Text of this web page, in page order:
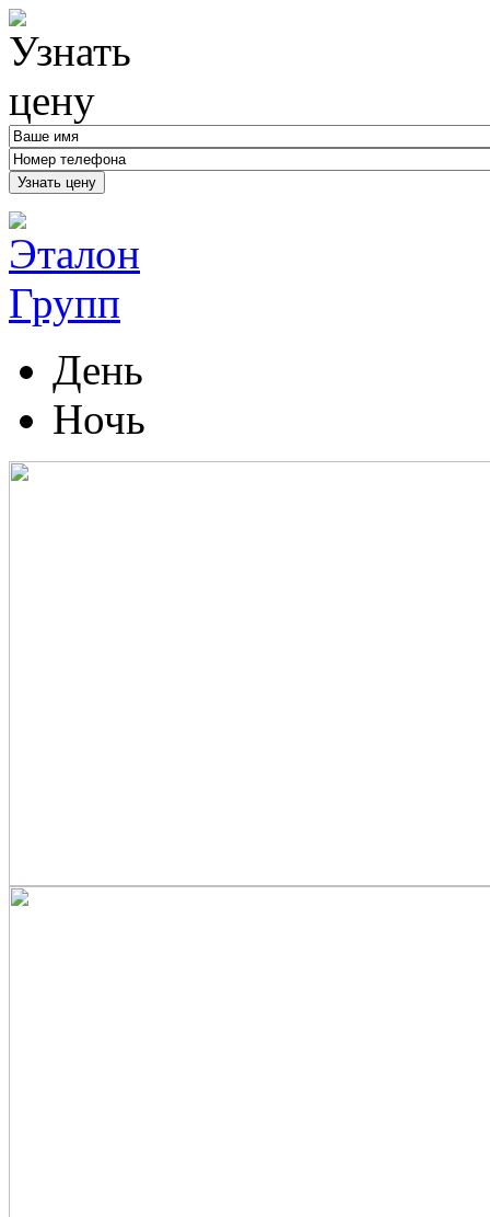
Узнать цену
День
Ночь